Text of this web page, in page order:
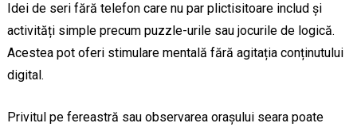
Idei de seri fără telefon care nu par plictisitoare includ și
activități simple precum puzzle-urile sau jocurile de logică.
Acestea pot oferi stimulare mentală fără agitația conținutului
digital.
Privitul pe fereastră sau observarea orașului seara poate